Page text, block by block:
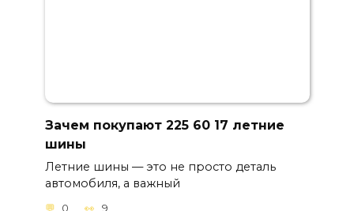
Зачем покупают 225 60 17 летние
шины
Летние шины — это не просто деталь
автомобиля, а важный
0 9